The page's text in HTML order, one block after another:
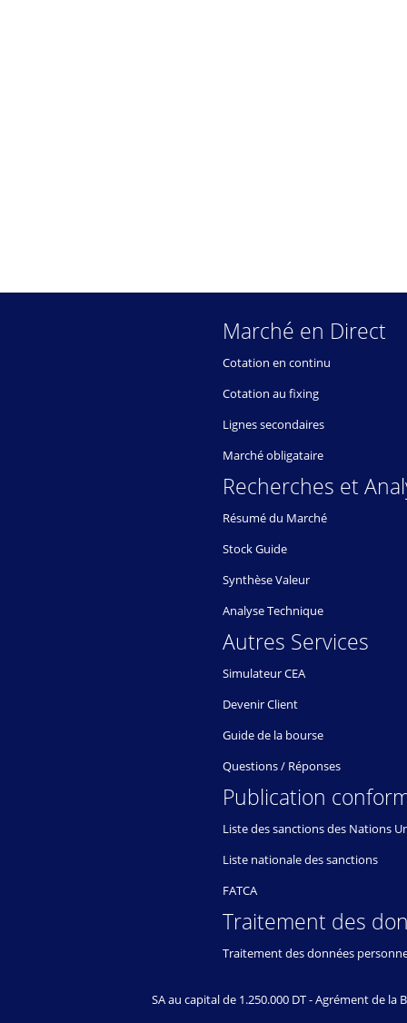
Marché en Direct
Cotation en continu
Cotation au fixing
Lignes secondaires
Marché obligataire
Recherches et
Résumé du Marché
Stock Guide
Synthèse Valeur
Analyse Technique
Autres Services
Simulateur CEA
Devenir Client
Guide de la bourse
Questions / Réponses
Publication
Liste des sanctions des Nations
Liste nationale des sanctions
FATCA
Traitement des
Traitement des données
SA au capital de 1.250.000 DT - Agrément de la